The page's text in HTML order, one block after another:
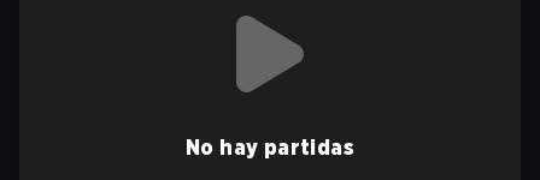
No hay partidas